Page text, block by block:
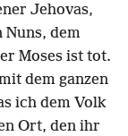
Jehovas,
Nuns, dem
Moses ist tot.
dem ganzen
ich dem Volk
Ort, den ihr